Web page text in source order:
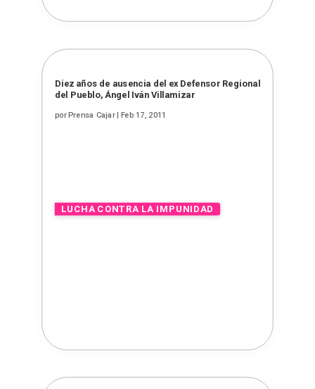
Diez años de ausencia del ex Defensor Regional
del Pueblo, Ángel Iván Villamizar
porPrensa Cajar| Feb 17, 2011